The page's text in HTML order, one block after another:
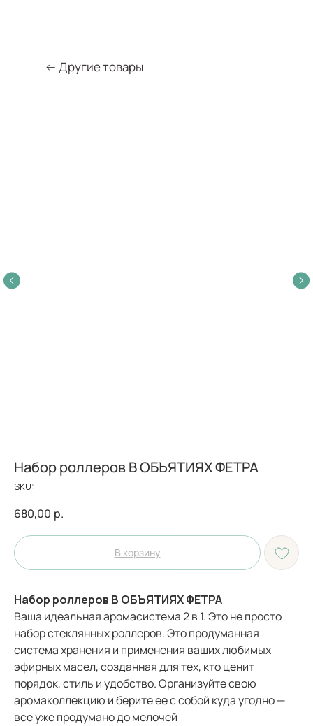
← Другие товары
Набор роллеров В ОБЪЯТИЯХ ФЕТРА
SKU:
680,00 р.
В корзину
Набор роллеров В ОБЪЯТИЯХ ФЕТРА
Ваша идеальная аромасистема 2 в 1. Это не просто
набор стеклянных роллеров. Это продуманная
система хранения и применения ваших любимых
эфирных масел, созданная для тех, кто ценит
порядок, стиль и удобство. Организуйте свою
аромаколлекцию и берите ее с собой куда угодно —
все уже продумано до мелочей